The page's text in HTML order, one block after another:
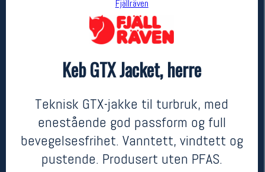
Fjällräven
Keb GTX Jacket, herre
Teknisk GTX-jakke til turbruk, med
enestående god passform og full
bevegelsesfrihet. Vanntett, vindtett og
pustende. Produsert uten PFAS.
Fjällräven
kr 7999